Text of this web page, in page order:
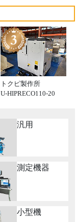
トクピ製作所
U-HIPRECO110-20
汎用
測定機器
小型機